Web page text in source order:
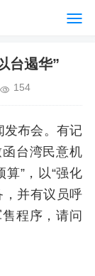
台遏华”
154
布会。有记
台湾民意机
”，以“强化
，并有议员呼
程序，请问